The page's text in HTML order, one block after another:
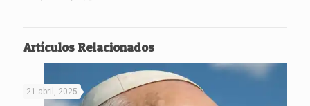
Artículos Relacionados
21 abril, 2025